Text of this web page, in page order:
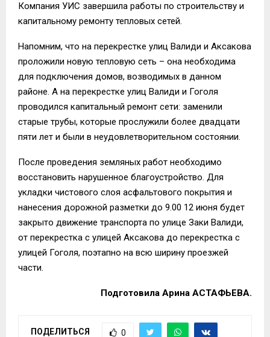
Компания УИС завершила работы по строительству и
капитальному ремонту тепловых сетей.
Напомним, что на перекрестке улиц Валиди и Аксакова
проложили новую тепловую сеть – она необходима
для подключения домов, возводимых в данном
районе. А на перекрестке улиц Валиди и Гоголя
проводился капитальный ремонт сети: заменили
старые трубы, которые прослужили более двадцати
пяти лет и были в неудовлетворительном состоянии.
После проведения земляных работ необходимо
восстановить нарушенное благоустройство. Для
укладки чистового слоя асфальтового покрытия и
нанесения дорожной разметки до 9.00 12 июня будет
закрыто движение транспорта по улице Заки Валиди,
от перекрестка с улицей Аксакова до перекрестка с
улицей Гоголя, поэтапно на всю ширину проезжей
части.
Подготовила Арина АСТАФЬЕВА.
ПОДЕЛИТЬСЯ 0